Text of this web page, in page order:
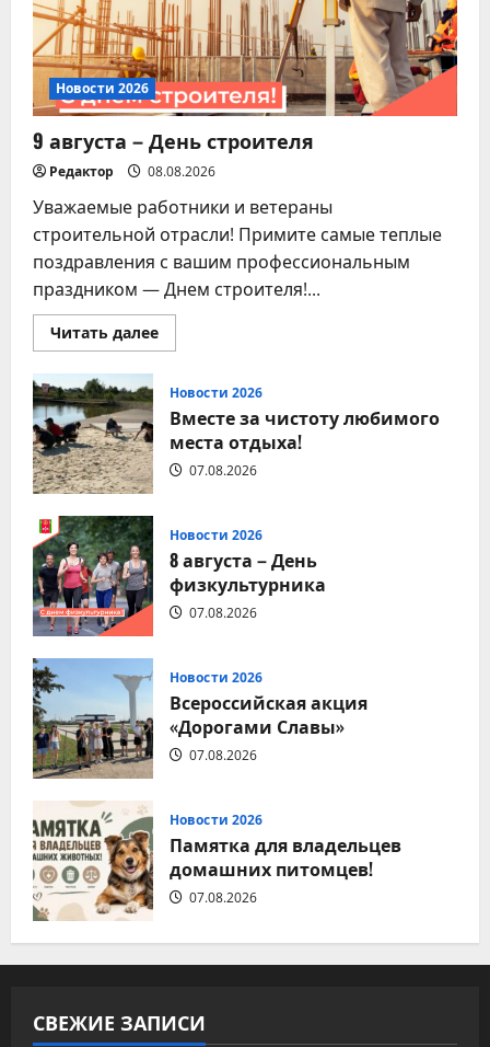
Новости 2026
9 августа – День строителя
Редактор 08.08.2026
Уважаемые работники и ветераны
строительной отрасли! Примите самые теплые
поздравления с вашим профессиональным
праздником — Днем строителя!...
Читать далееПрочитать
больше
августа
День
строителя
Новости 2026
Вместе за чистоту любимого
места отдыха!
07.08.2026
Новости 2026
8 августа – День
физкультурника
07.08.2026
Новости 2026
Всероссийская акция
«Дорогами Славы»
07.08.2026
Новости 2026
Памятка для владельцев
домашних питомцев!
07.08.2026
СВЕЖИЕ ЗАПИСИ